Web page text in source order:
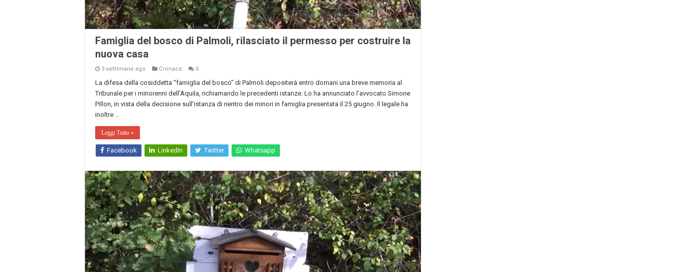
Famiglia del bosco di Palmoli, rilasciato il permesso per costruire la
nuova casa
3 settimane ago Cronaca 0
La difesa della cosiddetta “famiglia del bosco” di Palmoli depositerà entro domani una breve memoria al
Tribunale per i minorenni dell’Aquila, richiamando le precedenti istanze. Lo ha annunciato l’avvocato Simone
Pillon, in vista della decisione sull’istanza di rientro dei minori in famiglia presentata il 25 giugno. Il legale ha
inoltre …
Leggi Tutto »
Facebook LinkedIn Twitter Whatsapp